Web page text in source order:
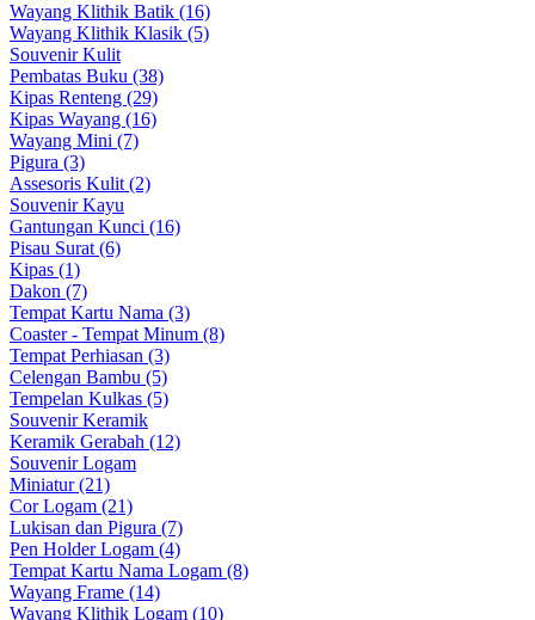
Wayang Klithik Batik (16)
Wayang Klithik Klasik (5)
Souvenir Kulit
Pembatas Buku (38)
Kipas Renteng (29)
Kipas Wayang (16)
Wayang Mini (7)
Pigura (3)
Assesoris Kulit (2)
Souvenir Kayu
Gantungan Kunci (16)
Pisau Surat (6)
Kipas (1)
Dakon (7)
Tempat Kartu Nama (3)
Coaster - Tempat Minum (8)
Tempat Perhiasan (3)
Celengan Bambu (5)
Tempelan Kulkas (5)
Souvenir Keramik
Keramik Gerabah (12)
Souvenir Logam
Miniatur (21)
Cor Logam (21)
Lukisan dan Pigura (7)
Pen Holder Logam (4)
Tempat Kartu Nama Logam (8)
Wayang Frame (14)
Wayang Klithik Logam (10)